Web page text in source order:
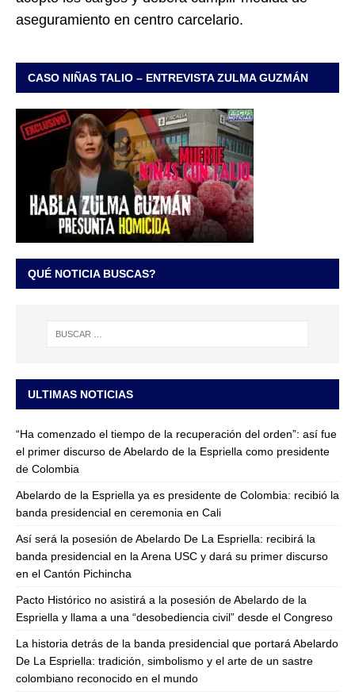
aseguramiento en centro carcelario.
CASO NIÑAS TALIO – ENTREVISTA ZULMA GUZMÁN
QUÉ NOTICIA BUSCAS?
ULTIMAS NOTICIAS
“Ha comenzado el tiempo de la recuperación del orden”: así fue
el primer discurso de Abelardo de la Espriella como presidente
de Colombia
Abelardo de la Espriella ya es presidente de Colombia: recibió la
banda presidencial en ceremonia en Cali
Así será la posesión de Abelardo De La Espriella: recibirá la
banda presidencial en la Arena USC y dará su primer discurso
en el Cantón Pichincha
Pacto Histórico no asistirá a la posesión de Abelardo de la
Espriella y llama a una “desobediencia civil” desde el Congreso
La historia detrás de la banda presidencial que portará Abelardo
De La Espriella: tradición, simbolismo y el arte de un sastre
colombiano reconocido en el mundo